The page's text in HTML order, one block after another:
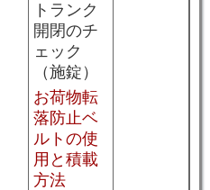
トランク
開閉のチ
ェック
（施錠）
お荷物転
落防止ベ
ルトの使
用と積載
方法